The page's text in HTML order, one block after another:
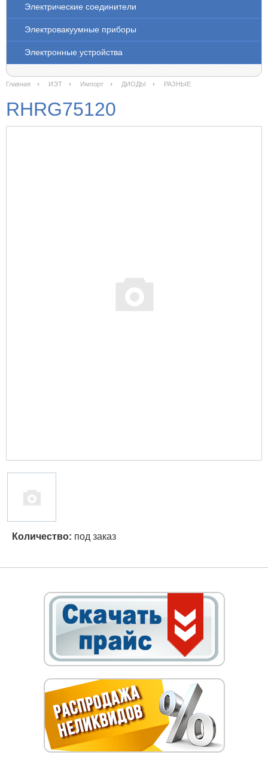
Электрические соединители
Электровакуумные приборы
Электронные устройства
Главная ИЭТ Импорт ДИОДЫ РАЗНЫЕ
RHRG75120
Количество: под заказ